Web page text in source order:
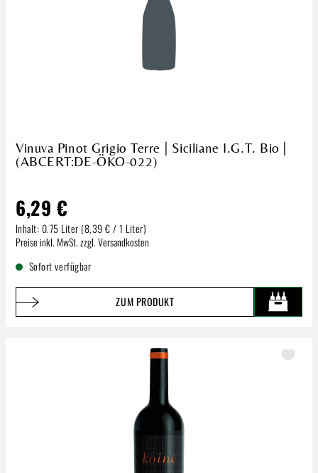
Vinuva Pinot Grigio Terre | Siciliane I.G.T. Bio |
(ABCERT:DE-ÖKO-022)
6,29 €
Inhalt: 0.75 Liter (8,39 € / 1 Liter)
Regulärer Preis:
Preise inkl. MwSt. zzgl. Versandkosten
Sofort verfügbar
ZUM PRODUKT